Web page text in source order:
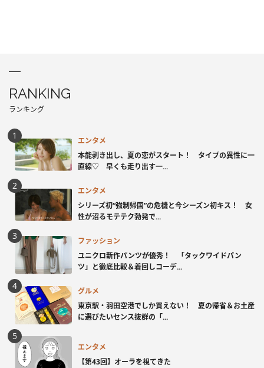
RANKING
ランキング
エンタメ
本能剥き出し、夏の恋がスタート！ タイプの異性に一
直線♡ 早くも走り出す一...
エンタメ
シリーズ初“強制帰国”の危機と今シーズン初キス！ 女
性が沼るモテテク勃発で...
ファッション
ユニクロ新作パンツが優秀！ 「タックワイドパン
ツ」と徹底比較＆着回しコーデ...
グルメ
東京駅・羽田空港でしか買えない！ 夏の帰省＆お土産
に選びたいセンス抜群の「...
エンタメ
【第43回】オーラを視てきた